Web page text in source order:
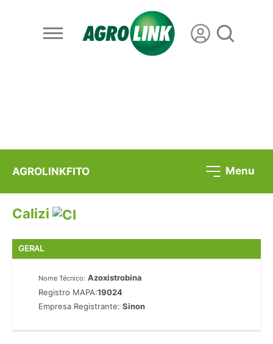
AGROLINKFITO Menu
Calizi
GERAL
Nome Técnico: Azoxistrobina
Registro MAPA:19024
Empresa Registrante:Sinon